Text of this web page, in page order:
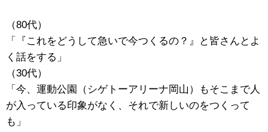
（80代）
「『これをどうして急いで今つくるの？』と皆さんとよ
く話をする」
（30代）
「今、運動公園（シゲトーアリーナ岡山）もそこまで人
が入っている印象がなく、それで新しいのをつくって
も」